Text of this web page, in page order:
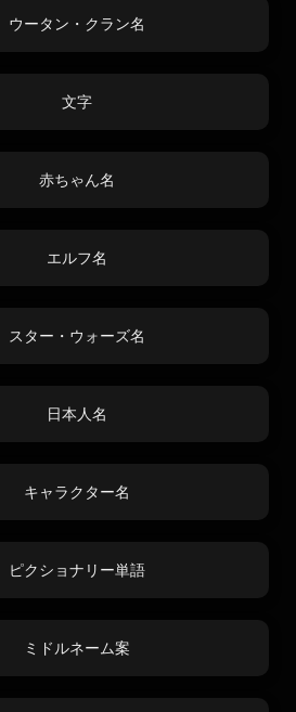
ウータン・クラン名
文字
赤ちゃん名
エルフ名
スター・ウォーズ名
日本人名
キャラクター名
ピクショナリー単語
ミドルネーム案